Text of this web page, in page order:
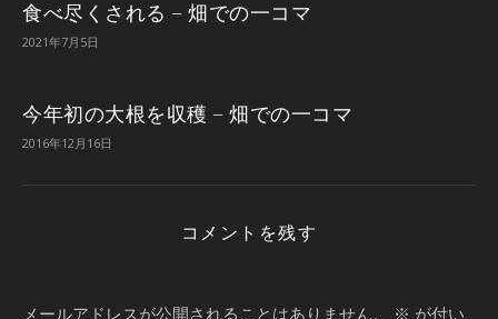
食べ尽くされる – 畑での一コマ
2021年7月5日
今年初の大根を収穫 – 畑での一コマ
2016年12月16日
コメントを残す
メールアドレスが公開されることはありません。 ※ が付い